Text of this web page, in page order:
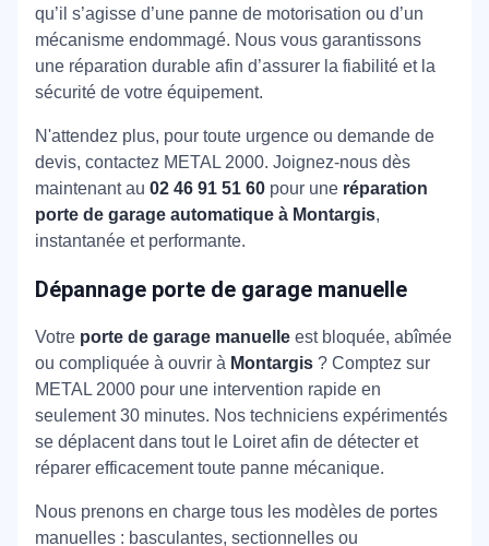
qu’il s’agisse d’une panne de motorisation ou d’un
mécanisme endommagé. Nous vous garantissons
une réparation durable afin d’assurer la fiabilité et la
sécurité de votre équipement.
N'attendez plus, pour toute urgence ou demande de
devis, contactez METAL 2000. Joignez-nous dès
maintenant au 02 46 91 51 60 pour une réparation
porte de garage automatique à Montargis,
instantanée et performante.
Dépannage porte de garage manuelle
Votre porte de garage manuelle est bloquée, abîmée
ou compliquée à ouvrir à Montargis ? Comptez sur
METAL 2000 pour une intervention rapide en
seulement 30 minutes. Nos techniciens expérimentés
se déplacent dans tout le Loiret afin de détecter et
réparer efficacement toute panne mécanique.
Nous prenons en charge tous les modèles de portes
manuelles : basculantes, sectionnelles ou